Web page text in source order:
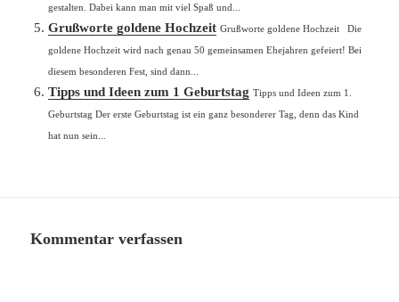
gestalten. Dabei kann man mit viel Spaß und...
Grußworte goldene Hochzeit Grußworte goldene Hochzeit Die
goldene Hochzeit wird nach genau 50 gemeinsamen Ehejahren gefeiert! Bei
diesem besonderen Fest, sind dann...
Tipps und Ideen zum 1 Geburtstag Tipps und Ideen zum 1.
Geburtstag Der erste Geburtstag ist ein ganz besonderer Tag, denn das Kind
hat nun sein...
Kommentar verfassen